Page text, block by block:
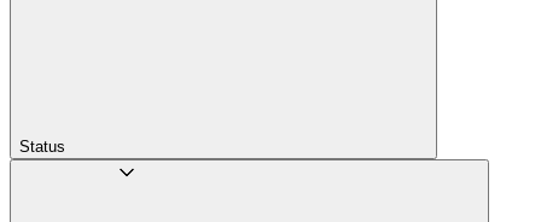
Status